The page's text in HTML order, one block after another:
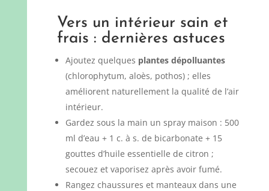
Vers un intérieur sain et
frais : dernières astuces
Ajoutez quelques plantes dépolluantes
(chlorophytum, aloès, pothos) ; elles
améliorent naturellement la qualité de l’air
intérieur.
Gardez sous la main un spray maison : 500
ml d’eau + 1 c. à s. de bicarbonate + 15
gouttes d’huile essentielle de citron ;
secouez et vaporisez après avoir fumé.
Rangez chaussures et manteaux dans une